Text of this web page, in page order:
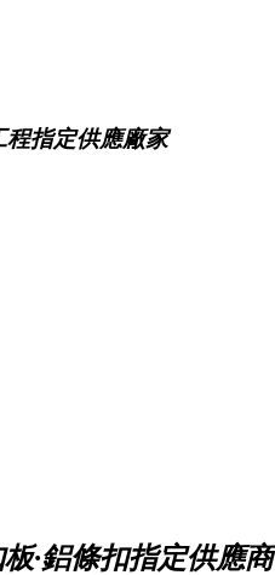
程指定供應廠家
·鋁條扣指定供應商